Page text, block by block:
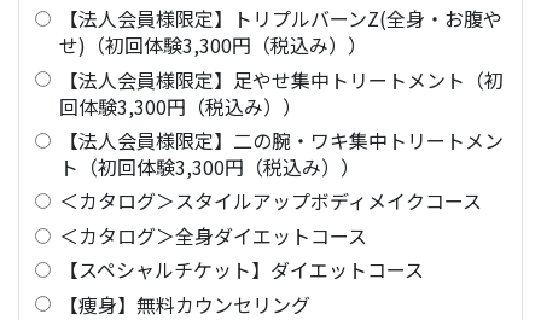
【法人会員様限定】トリプルバーンZ(全身・お腹や
せ)（初回体験3,300円（税込み））
【法人会員様限定】足やせ集中トリートメント（初
回体験3,300円（税込み））
【法人会員様限定】二の腕・ワキ集中トリートメン
ト（初回体験3,300円（税込み））
＜カタログ＞スタイルアップボディメイクコース
＜カタログ＞全身ダイエットコース
【スペシャルチケット】ダイエットコース
【痩身】無料カウンセリング